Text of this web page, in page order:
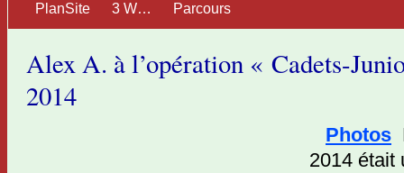
PlanSite
3 W… Parcours
Alex A. à l’opération « Cadets-
2014
Photos
2014 était